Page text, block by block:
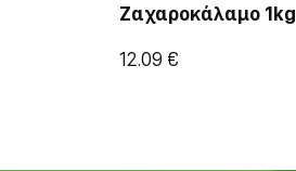
Ζαχαροκάλαμο 1kg
12.09 €